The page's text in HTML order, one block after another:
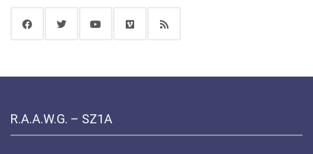
R.A.A.W.G. – SZ1A